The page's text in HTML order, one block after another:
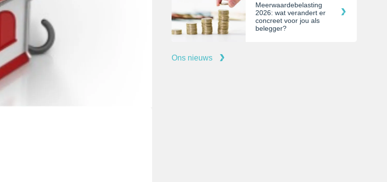
Meerwaardebelasting
2026: wat verandert er
concreet voor jou als
belegger?
Ons nieuws